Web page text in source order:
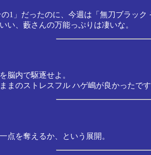
1」だったのに、今週は「無刀ブラッ
い、藪さんの万能っぷりは凄いな。
脳内で駆逐せよ。
まのストレスフル ハゲ嶋が良かったです
点を奪えるか、という展開。